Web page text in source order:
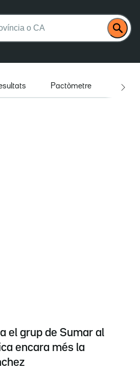
Pactòmetre
el grup de Sumar al
encara més la